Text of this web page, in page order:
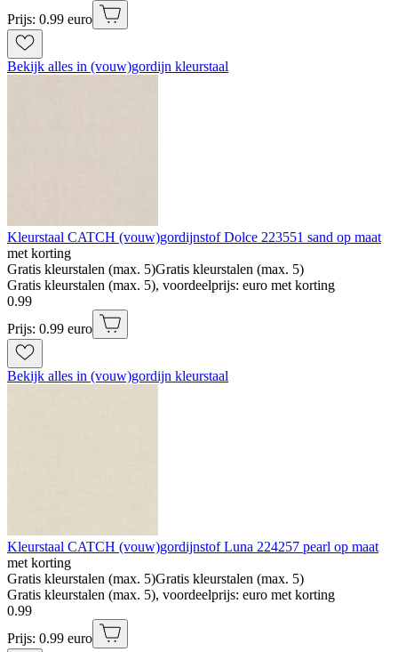
Prijs: 0.99 euro
Bekijk alles in (vouw)gordijn kleurstaal
Kleurstaal CATCH (vouw)gordijnstof Dolce 223551 sand op maat
met korting
Gratis kleurstalen (max. 5)Gratis kleurstalen (max. 5)
Gratis kleurstalen (max. 5), voordeelprijs: euro met korting
0.99
Prijs: 0.99 euro
Bekijk alles in (vouw)gordijn kleurstaal
Kleurstaal CATCH (vouw)gordijnstof Luna 224257 pearl op maat
met korting
Gratis kleurstalen (max. 5)Gratis kleurstalen (max. 5)
Gratis kleurstalen (max. 5), voordeelprijs: euro met korting
0.99
Prijs: 0.99 euro